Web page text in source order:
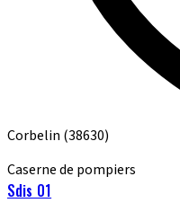
Corbelin (38630)
Caserne de pompiers
Sdis 01